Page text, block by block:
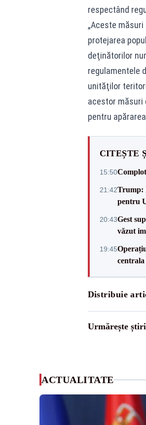
respectând
„Aceste
protejarea
deţinătorilor
regulamentele
unităţilor
acestor măsuri
pentru
CITEȘTE
15:50
21:42Trump:
pentru
20:43Gest
văzut
19:45
centrala
Distribuie
Urmărește
ACTUALITATE